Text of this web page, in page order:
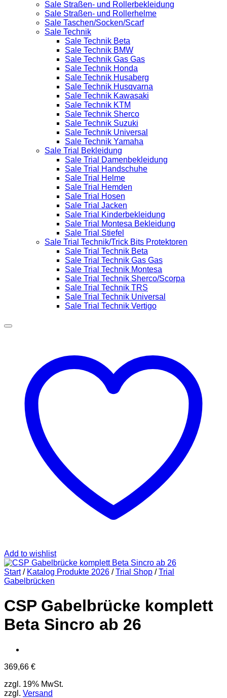
Sale Straßen- und Rollerbekleidung
Sale Straßen- und Rollerhelme
Sale Taschen/Socken/Scarf
Sale Technik
Sale Technik Beta
Sale Technik BMW
Sale Technik Gas Gas
Sale Technik Honda
Sale Technik Husaberg
Sale Technik Husqvarna
Sale Technik Kawasaki
Sale Technik KTM
Sale Technik Sherco
Sale Technik Suzuki
Sale Technik Universal
Sale Technik Yamaha
Sale Trial Bekleidung
Sale Trial Damenbekleidung
Sale Trial Handschuhe
Sale Trial Helme
Sale Trial Hemden
Sale Trial Hosen
Sale Trial Jacken
Sale Trial Kinderbekleidung
Sale Trial Montesa Bekleidung
Sale Trial Stiefel
Sale Trial Technik/Trick Bits Protektoren
Sale Trial Technik Beta
Sale Trial Technik Gas Gas
Sale Trial Technik Montesa
Sale Trial Technik Sherco/Scorpa
Sale Trial Technik TRS
Sale Trial Technik Universal
Sale Trial Technik Vertigo
Add to wishlist
Start / Katalog Produkte 2026 / Trial Shop / Trial
Gabelbrücken
CSP Gabelbrücke komplett
Beta Sincro ab 26
369,66 €
zzgl. 19% MwSt.
zzgl. Versand